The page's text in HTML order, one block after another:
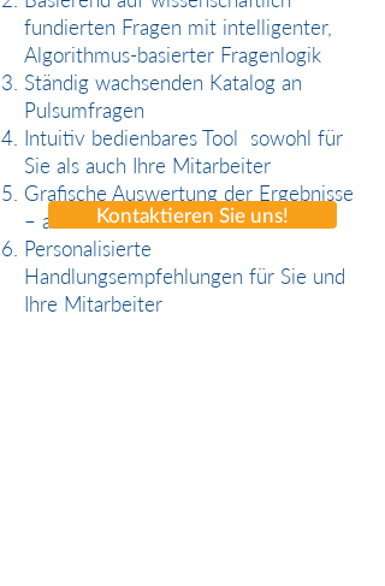
fundierten Fragen mit intelligenter,
Algorithmus-basierter Fragenlogik
Ständig wachsenden Katalog an
Pulsumfragen
Intuitiv bedienbares Tool sowohl für
Sie als auch Ihre Mitarbeiter
Grafische Auswertung der Ergebnisse
– auch in Echtzeit
Personalisierte
Handlungsempfehlungen für Sie und
Ihre Mitarbeiter
Kontaktieren Sie uns!